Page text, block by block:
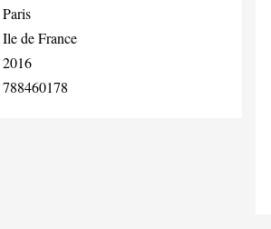
Paris
Ile de France
2016
788460178